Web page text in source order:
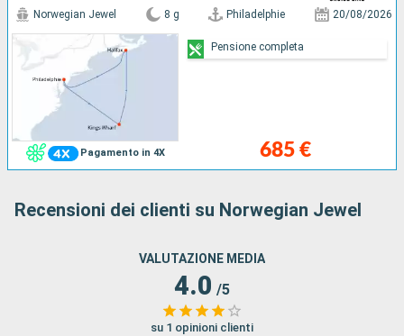
Pagamento in 4X
Norwegian Jewel 8 g Philadelphie 20/08/2026
685 €
Pensione completa
Recensioni dei clienti su Norwegian Jewel
VALUTAZIONE MEDIA
4.0 /5
su 1 opinioni clienti